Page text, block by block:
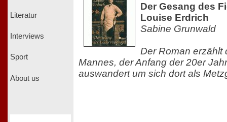
Literatur
Interviews
Sport
About us
Der Gesang des
Louise Erdrich
Sabine Grunwald
Der Roman erzählt
Mannes, der Anfang der 20er
auswandert um sich dort als